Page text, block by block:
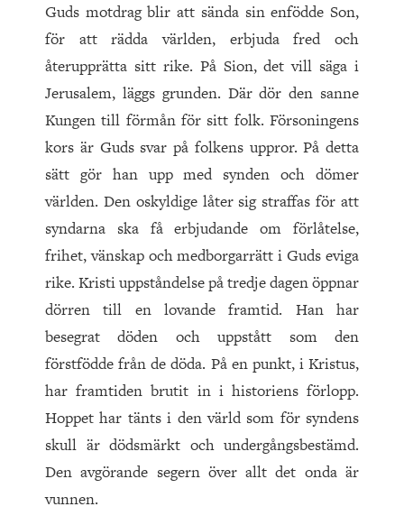
Guds motdrag blir att sända sin enfödde Son,
för att rädda världen, erbjuda fred och
återupprätta sitt rike. På Sion, det vill säga i
Jerusalem, läggs grunden. Där dör den sanne
Kungen till förmån för sitt folk. Försoningens
kors är Guds svar på folkens uppror. På detta
sätt gör han upp med synden och dömer
världen. Den oskyldige låter sig straffas för att
syndarna ska få erbjudande om förlåtelse,
frihet, vänskap och medborgarrätt i Guds eviga
rike. Kristi uppståndelse på tredje dagen öppnar
dörren till en lovande framtid. Han har
besegrat döden och uppstått som den
förstfödde från de döda. På en punkt, i Kristus,
har framtiden brutit in i historiens förlopp.
Hoppet har tänts i den värld som för syndens
skull är dödsmärkt och undergångsbestämd.
Den avgörande segern över allt det onda är
vunnen.